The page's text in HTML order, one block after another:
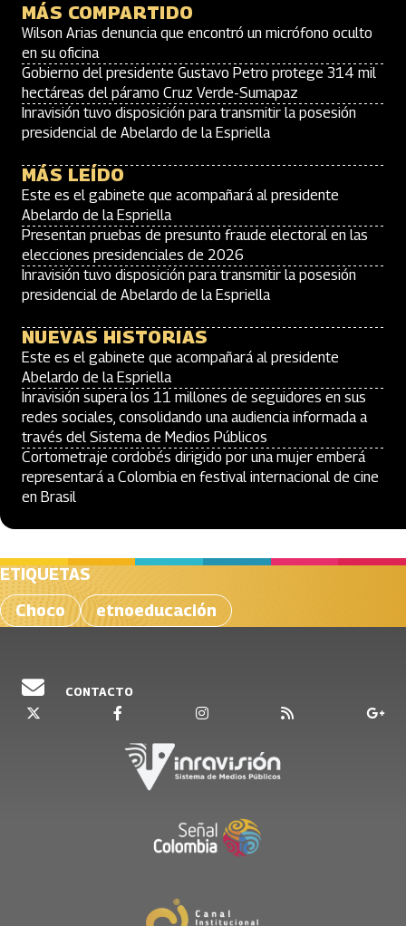
MÁS COMPARTIDO
Wilson Arias denuncia que encontró un micrófono oculto
en su oficina
Gobierno del presidente Gustavo Petro protege 314 mil
hectáreas del páramo Cruz Verde-Sumapaz
Inravisión tuvo disposición para transmitir la posesión
presidencial de Abelardo de la Espriella
MÁS LEÍDO
Este es el gabinete que acompañará al presidente
Abelardo de la Espriella
Presentan pruebas de presunto fraude electoral en las
elecciones presidenciales de 2026
Inravisión tuvo disposición para transmitir la posesión
presidencial de Abelardo de la Espriella
NUEVAS HISTORIAS
Este es el gabinete que acompañará al presidente
Abelardo de la Espriella
Inravisión supera los 11 millones de seguidores en sus
redes sociales, consolidando una audiencia informada a
través del Sistema de Medios Públicos
Cortometraje cordobés dirigido por una mujer emberá
representará a Colombia en festival internacional de cine
en Brasil
ETIQUETAS
Choco
etnoeducación
CONTACTO